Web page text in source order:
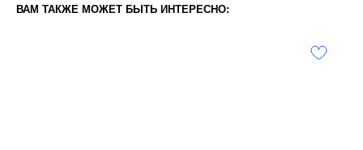
ВАМ ТАКЖЕ МОЖЕТ БЫТЬ ИНТЕРЕСНО: